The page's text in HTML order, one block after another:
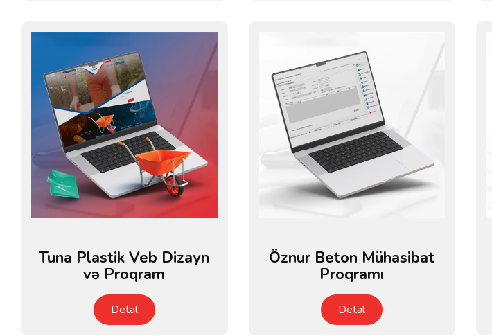
Tuna Plastik Veb Dizayn
və Proqram
Detal
Öznur Beton Mühasibat
Proqramı
Detal